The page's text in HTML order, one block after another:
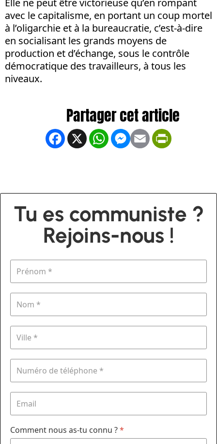
Elle ne peut être victorieuse qu’en rompant
avec le capitalisme, en portant un coup mortel
à l’oligarchie et à la bureaucratie, c’est-à-dire
en socialisant les grands moyens de
production et d’échange, sous le contrôle
démocratique des travailleurs, à tous les
niveaux.
Facebook
X WhatsApp
Messenger
Email
Tu es communiste ?
Rejoins-nous !
Comment nous as-tu connu ?*